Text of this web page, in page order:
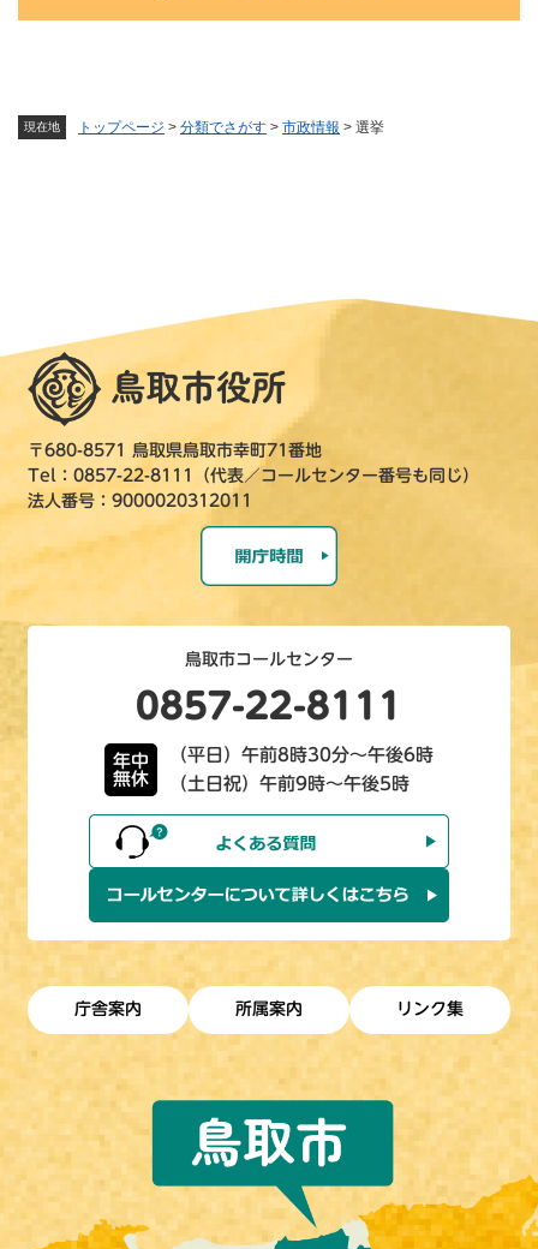
現在地 トップページ > 分類でさがす > 市政情報 > 選挙
〒680-8571 鳥取県鳥取市幸町71番地
Tel：0857-22-8111（代表／コールセンター番号も同じ）
法人番号：9000020312011
鳥取市コールセンター
0857-22-8111
年中
無休
（平日）午前8時30分～午後6時
（土日祝）午前9時～午後5時
庁舎案内 所属案内 リンク集